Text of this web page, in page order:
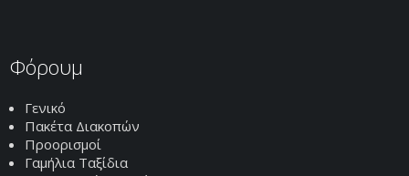
Φόρουμ
Γενικό
Πακέτα Διακοπών
Προορισμοί
Γαμήλια Ταξίδια